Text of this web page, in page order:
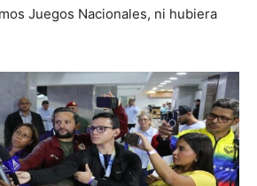
Juegos Nacionales, ni hubiera